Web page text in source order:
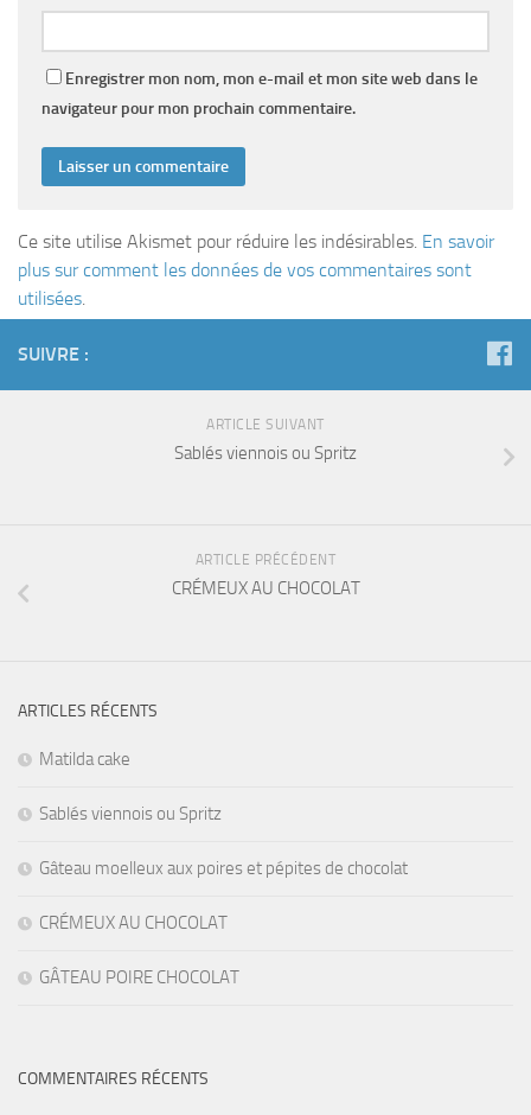
Enregistrer mon nom, mon e-mail et mon site web dans le
navigateur pour mon prochain commentaire.
Ce site utilise Akismet pour réduire les indésirables. En savoir
plus sur comment les données de vos commentaires sont
utilisées
SUIVRE :
ARTICLE SUIVANT
Sablés viennois ou Spritz
ARTICLE PRÉCÉDENT
CRÉMEUX AU CHOCOLAT
ARTICLES RÉCENTS
Matilda cake
Sablés viennois ou Spritz
Gâteau moelleux aux poires et pépites de chocolat
CRÉMEUX AU CHOCOLAT
GÂTEAU POIRE CHOCOLAT
COMMENTAIRES RÉCENTS